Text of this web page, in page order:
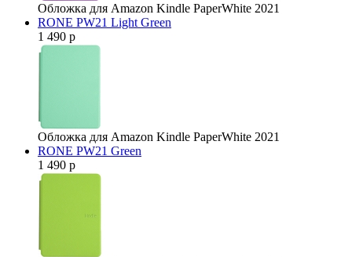
Обложка для Amazon Kindle PaperWhite 2021
RONE PW21 Light Green
1 490 р
Обложка для Amazon Kindle PaperWhite 2021
RONE PW21 Green
1 490 р